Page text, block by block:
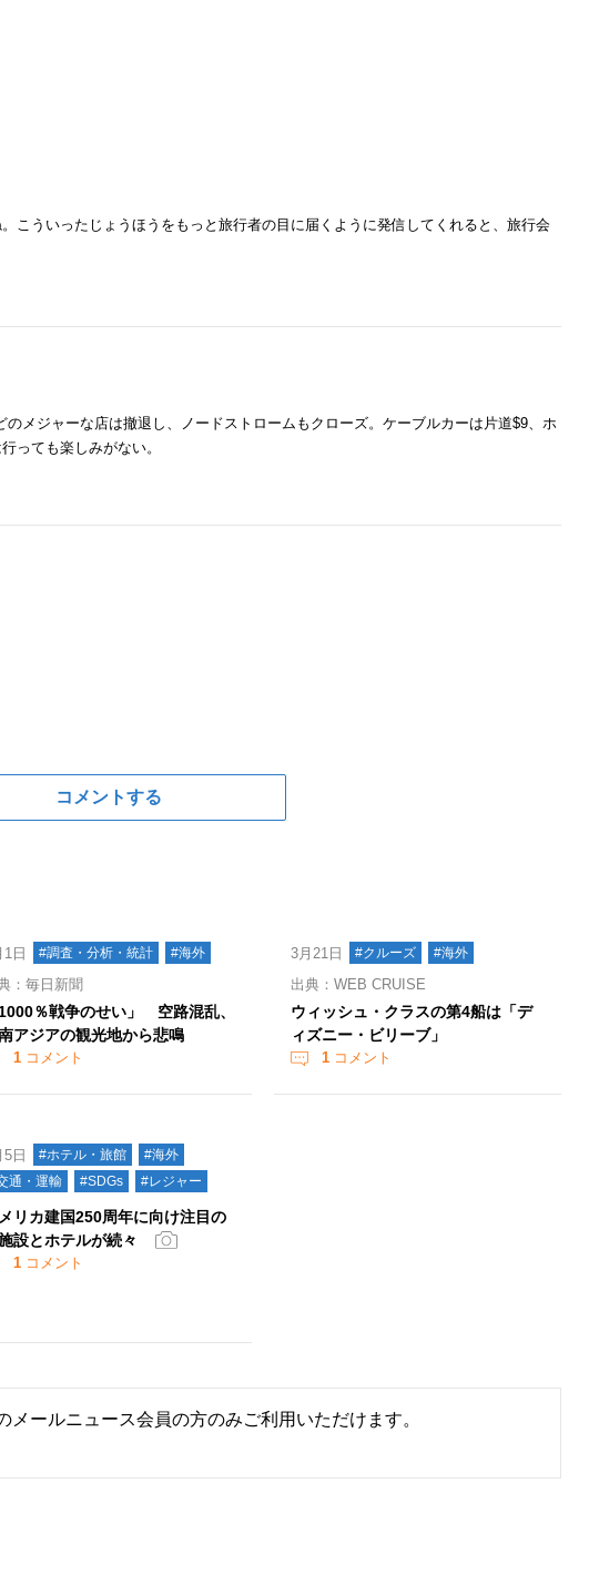
こういったじょうほうをもっと旅行者の目に届くように発信してくれると、旅行会
メジャーな店は撤退し、ノードストロームもクローズ。ケーブルカーは片道$9、ホ
っても楽しみがない。
コメントする
1日 #調査・分析・統計 #海外
：毎日新聞
1000％戦争のせい」 空路混乱、
アジアの観光地から悲鳴
1コメント
3月21日 #クルーズ #海外
出典：WEB CRUISE
ウィッシュ・クラスの第4船は「デ
ィズニー・ビリーブ」
1 コメント
5日 #ホテル・旅館
#海外
通・運輸
#SDGs #レジャー
リカ建国250周年に向け注目の
設とホテルが続々
1コメント
ールニュース会員の方のみご利用いただけます。